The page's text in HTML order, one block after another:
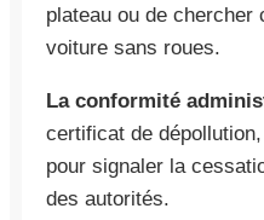
plateau ou de chercher
voiture sans roues.
La conformité
certificat de
pour signaler la
des autorités.